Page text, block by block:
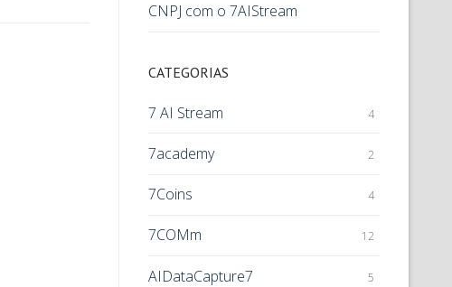
CNPJ com o 7AIStream
CATEGORIAS
7 AI Stream 4
7academy 2
7Coins 4
7COMm 12
AIDataCapture7 5